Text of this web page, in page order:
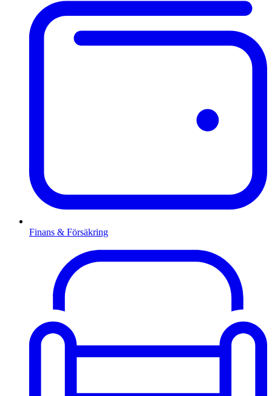
Finans & Försäkring